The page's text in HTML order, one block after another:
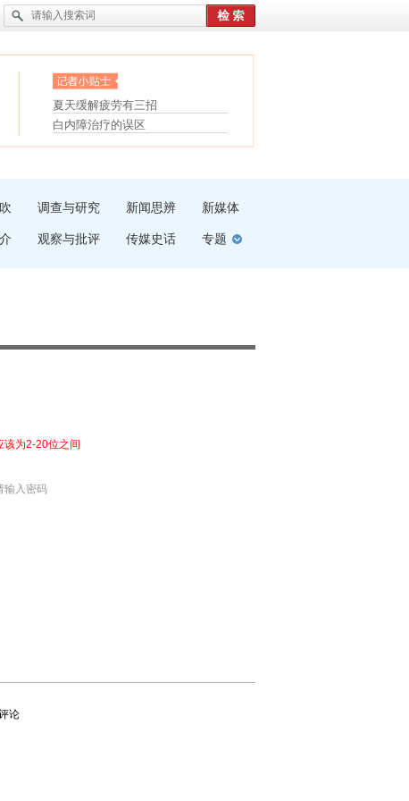
“枝桠”“树桠”宜写成“枝...
夏天缓解疲劳有三招
护腰，摆脱六大坏习惯
受伤了冰敷还是热敷
白内障治疗的误区
调查与研究 新闻思辨 新媒体
观察与批评 传媒史话 专题
该为2-20位之间
输入密码
论